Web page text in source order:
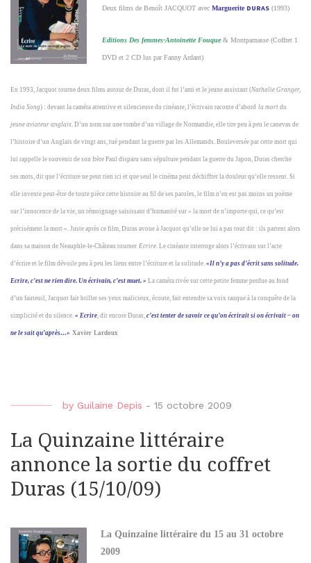
Deux films de Benoît JACQUOT avec Marguerite DURAS (1993)
Editions Des femmes-Antoinette Fouque& Montparnasse (Coffret 1
DVD et 2 CD lus par Fanny Ardant)
En 1993, Jacquot tourne deux films autour de Duras, dont il fut l’ami et le jeune assistant (Nathalie Granger,
India Song) : devant la caméra attentive et silencieuse du cinéaste, l’écrivain raconte d’abord la mort du
jeune aviateur anglais. D’un nom sur une tombe d’un village de Normandie, elle tire peu à peu le canevas de
l’histoire d’un Anglais de vingt ans, tué pendant la guerre par les Allemands. Bouleversée par cette mort qui
lui rappelle le souvenir de son frère Paul disparu sans sépulture pendant la guerre du Japon, Duras cherche
ses mots, dit que l’écriture ne peut rien ici et que seul le cinéma peut déchiffrer la douleur qu’elle ressent. Si
elle invente peut-être de toute pièce cette histoire au fil de ses paroles, le film n’en est pas moins un poème
sur l’innocence de la vie, un témoignage saisissant d’humanité sur « la mort de n’importe qui, ce qu’est
précisément la mort ». Juste après ce film, Duras avoue à Jacquot qu’elle ne lui a pas tout dit : ils partent alors
dans sa maison de Neauphle-le-Château tourner Ecrire. Le cinéaste interroge alors l’écrivain sur l’acte
d’écrire et le film dévoile peu à peu les liens entre l’écriture et la solitude. «Il n’y a pas d’écrit sans solitude.
Ecrire, c’est ne rien dire. Un écrivain, c’est muet. » La caméra rivée sur cette petite femme perdue au fond
d’un fauteuil, Jacquot fait briller ses yeux malicieux, écoute, fait entendre sa voix rauque à la conquête de la
simplicité et du silence. « Ecrire, dit encore Duras, c’est tenter de savoir ce qu’on écrirait si on écrivait – on
ne le sait qu’après…» Xavier Lardoux
by Guilaine Depis - 15 octobre 2009
La Quinzaine littéraire
annonce la sortie du coffret
Duras (15/10/09)
La Quinzaine littéraire du 15 au 31 octobre
2009